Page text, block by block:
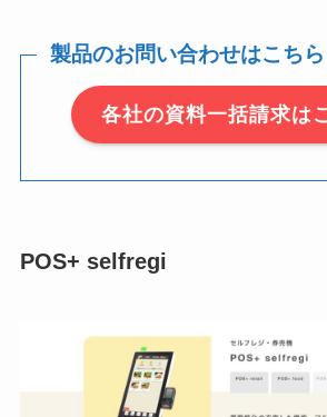
製品のお問い合わせはこちら
各社の資料一括請求は
POS+ selfregi